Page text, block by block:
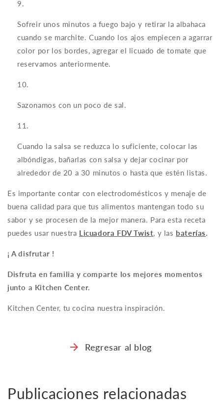
Sofreir unos minutos a fuego bajo y retirar la albahaca
cuando se marchite. Cuando los ajos empiecen a agarrar
color por los bordes, agregar el licuado de tomate que
reservamos anteriormente.
Sazonamos con un poco de sal.
Cuando la salsa se reduzca lo suficiente, colocar las
albóndigas, bañarlas con salsa y dejar cocinar por
alrededor de 20 a 30 minutos o hasta que estén listas.
Es importante contar con electrodomésticos y menaje de
buena calidad para que tus alimentos mantengan todo su
sabor y se procesen de la mejor manera. Para esta receta
puedes usar nuestra Licuadora FDV Twist, y las baterías.
¡ A disfrutar !
Disfruta en familia y comparte los mejores momentos
junto a Kitchen Center.
Kitchen Center, tu cocina nuestra inspiración.
Regresar al blog
Publicaciones relacionadas